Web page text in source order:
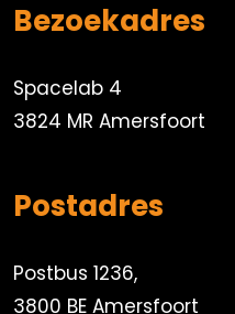
Bezoekadres
Spacelab 4
3824 MR Amersfoort
Postadres
Postbus 1236,
3800 BE Amersfoort